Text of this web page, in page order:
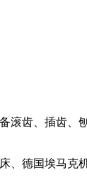
滚齿、插齿、
、德国埃马克